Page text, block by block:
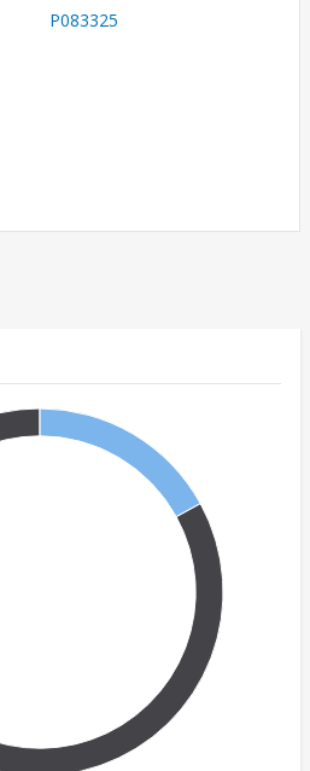
P083325